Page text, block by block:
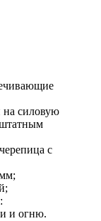
на силовую
с
и огню.